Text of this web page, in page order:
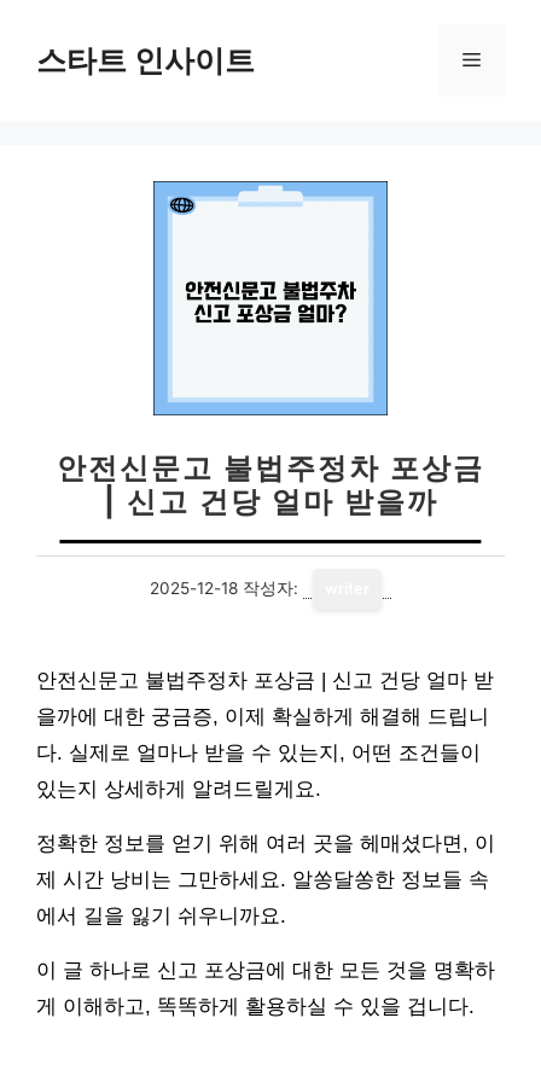
스타트 인사이트 메
안전신문고 불법주정차 포상금
| 신고 건당 얼마 받을까
2025-12-18 작성자:
안전신문고 불법주정차 포상금 | 신고 건당 얼마 받
을까에 대한 궁금증, 이제 확실하게 해결해 드립니
다. 실제로 얼마나 받을 수 있는지, 어떤 조건들이
있는지 상세하게 알려드릴게요.
정확한 정보를 얻기 위해 여러 곳을 헤매셨다면, 이
제 시간 낭비는 그만하세요. 알쏭달쏭한 정보들 속
에서 길을 잃기 쉬우니까요.
이 글 하나로 신고 포상금에 대한 모든 것을 명확하
게 이해하고, 똑똑하게 활용하실 수 있을 겁니다.